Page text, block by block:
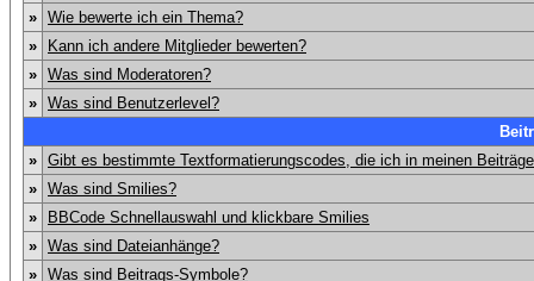
» Wie bewerte ich ein Thema?
»
Kann ich andere Mitglieder bewerten?
» Was sind Moderatoren?
» Was sind Benutzerlevel?
» Gibt es bestimmte Textformatierungscodes, die ich in meinen
» Was sind Smilies?
»
BBCode Schnellauswahl und klickbare Smilies
» Was sind Dateianhänge?
» Was sind Beitrags-Symbole?